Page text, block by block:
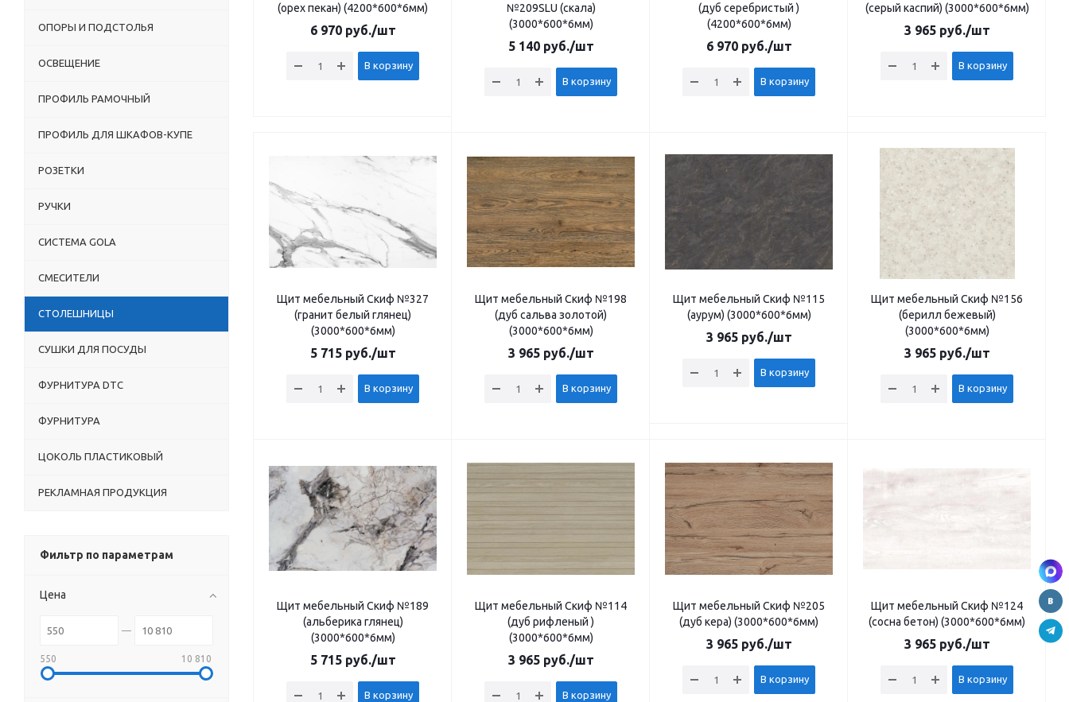
(орех пекан) (4200*600*6мм)
6 970руб./шт
В корзину
№209SLU (скала)
(3000*600*6мм)
5 140руб./шт
В корзину
(дуб серебристый )
(4200*600*6мм)
6 970руб./шт
В корзину
(серый каспий) (3000*600*6мм)
3 965руб./шт
В корзину
Щит мебельный Скиф №327
(гранит белый глянец)
(3000*600*6мм)
5 715руб./шт
В корзину
Щит мебельный Скиф №198
(дуб сальва золотой)
(3000*600*6мм)
3 965руб./шт
В корзину
Щит мебельный Скиф №115
(аурум) (3000*600*6мм)
3 965руб./шт
В корзину
Щит мебельный Скиф №156
(берилл бежевый)
(3000*600*6мм)
3 965руб./шт
В корзину
Щит мебельный Скиф №189
(альберика глянец)
(3000*600*6мм)
5 715руб./шт
В корзину
Щит мебельный Скиф №114
(дуб рифленый )
(3000*600*6мм)
3 965руб./шт
В корзину
Щит мебельный Скиф №205
(дуб кера) (3000*600*6мм)
3 965руб./шт
В корзину
Щит мебельный Скиф №124
(сосна бетон) (3000*600*6мм)
3 965руб./шт
В корзину
ОПОРЫ И ПОДСТОЛЬЯ
ОСВЕЩЕНИЕ
ПРОФИЛЬ РАМОЧНЫЙ
ПРОФИЛЬ ДЛЯ ШКАФОВ-КУПЕ
РОЗЕТКИ
РУЧКИ
СИСТЕМА GOLA
СМЕСИТЕЛИ
СТОЛЕШНИЦЫ
СУШКИ ДЛЯ ПОСУДЫ
ФУРНИТУРА DTC
ФУРНИТУРА
ЦОКОЛЬ ПЛАСТИКОВЫЙ
РЕКЛАМНАЯ ПРОДУКЦИЯ
Фильтр по параметрам
Цена
550 10 810